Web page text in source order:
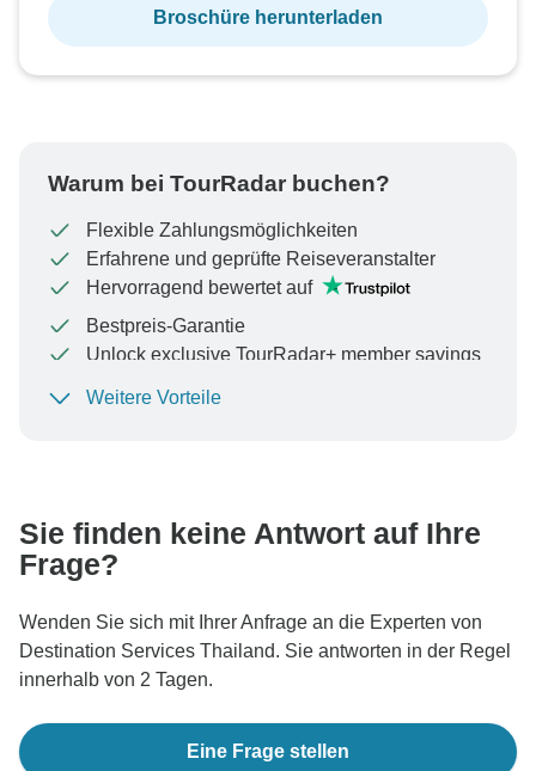
Broschüre herunterladen
Warum bei TourRadar buchen?
Flexible Zahlungsmöglichkeiten
Erfahrene und geprüfte Reiseveranstalter
Hervorragend bewertet auf
Bestpreis-Garantie
Unlock exclusive TourRadar+ member savings
Um Ihre Zahlung zu schützen und sicherzustellen,
Weitere Vorteile
Sie finden keine Antwort auf Ihre
Frage?
Wenden Sie sich mit Ihrer Anfrage an die Experten von
Destination Services Thailand. Sie antworten in der Regel
innerhalb von 2 Tagen.
Eine Frage stellen